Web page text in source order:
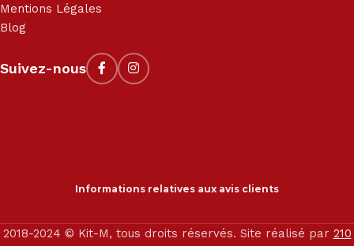
Mentions Légales
Blog
Suivez-nous
Informations relatives aux avis clients
2018-2024 © Kit-M, tous droits réservés. Site réalisé par 210